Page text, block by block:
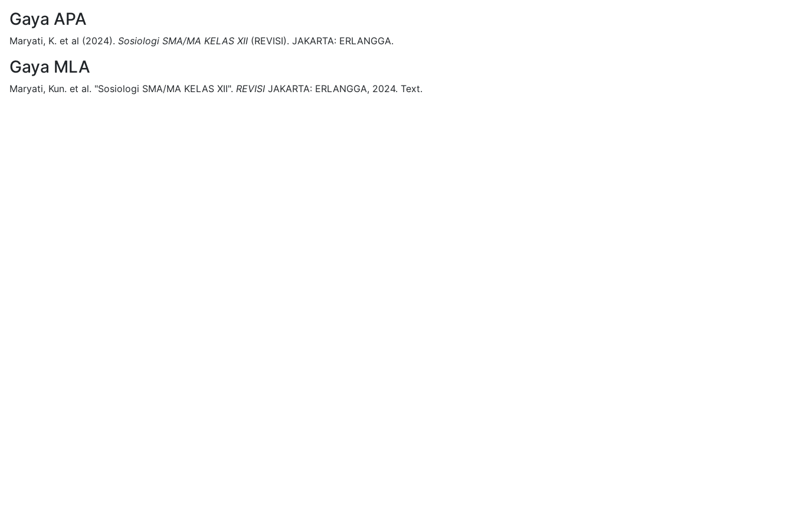
Gaya APA
Maryati, K. et al (2024). Sosiologi SMA/MA KELAS XII (REVISI). JAKARTA: ERLANGGA.
Gaya MLA
Maryati, Kun. et al. "Sosiologi SMA/MA KELAS XII". REVISI JAKARTA: ERLANGGA, 2024. Text.